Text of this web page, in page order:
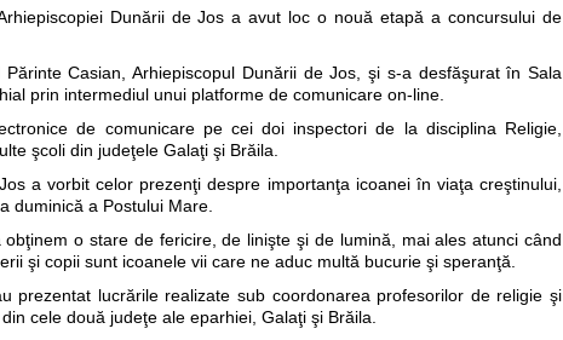
Dunării de Jos a avut loc o nouă etapă a concursului de
Casian, Arhiepiscopul Dunării de Jos, şi s-a desfăşurat în Sala
prin intermediul unui platforme de comunicare on-line.
de comunicare pe cei doi inspectori de la disciplina Religie,
şcoli din judeţele Galaţi şi Brăila.
a vorbit celor prezenţi despre importanţa icoanei în viaţa creştinului,
duminică a Postului Mare.
o stare de fericire, de linişte şi de lumină, mai ales atunci când
şi copii sunt icoanele vii care ne aduc multă bucurie şi speranţă.
prezentat lucrările realizate sub coordonarea profesorilor de religie şi
cele două judeţe ale eparhiei, Galaţi şi Brăila.